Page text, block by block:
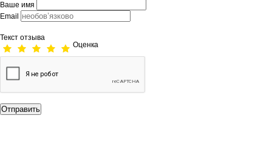
Ваше имя
Email
Текст отзыва
Оценка